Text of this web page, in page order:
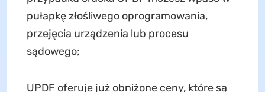
pułapkę złośliwego oprogramowania,
przejęcia urządzenia lub procesu
sądowego;
UPDF oferuje już obniżone ceny, które są